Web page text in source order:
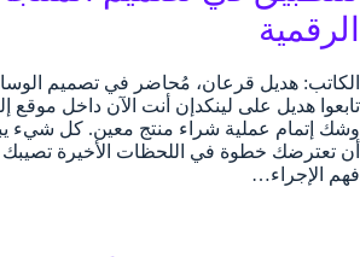
الرقمية
الكاتب: هديل قرعان، مُحاضر في تصميم
تابعوا هديل على لينكدإن أنت الآن داخل موقع
وشك إتمام عملية شراء منتج معين. كل شيء
أن تعترضك خطوة في اللحظات الأخيرة تصيبك
فهم الإجراء…